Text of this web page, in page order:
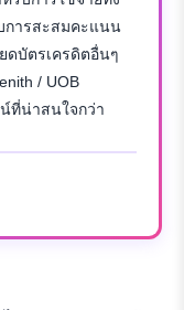
การสะสมคะแนน
ดบัตรเครดิตอื่นๆ
/ UOB
ที่น่าสนใจกว่า